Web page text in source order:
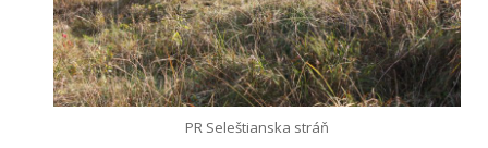
PR Seleštianska stráň